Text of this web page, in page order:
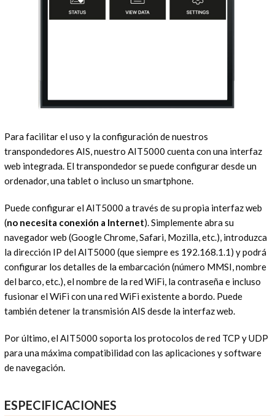
Para facilitar el uso y la configuración de nuestros
transpondedores AIS, nuestro AIT5000 cuenta con una interfaz
web integrada. El transpondedor se puede configurar desde un
ordenador, una tablet o incluso un smartphone.
Puede configurar el AIT5000 a través de su propia interfaz web
(no necesita conexión a Internet). Simplemente abra su
navegador web (Google Chrome, Safari, Mozilla, etc.), introduzca
la dirección IP del AIT5000 (que siempre es 192.168.1.1) y podrá
configurar los detalles de la embarcación (número MMSI, nombre
del barco, etc.), el nombre de la red WiFi, la contraseña e incluso
fusionar el WiFi con una red WiFi existente a bordo. Puede
también detener la transmisión AIS desde la interfaz web.
Por último, el AIT5000 soporta los protocolos de red TCP y UDP
para una máxima compatibilidad con las aplicaciones y software
de navegación.
ESPECIFICACIONES